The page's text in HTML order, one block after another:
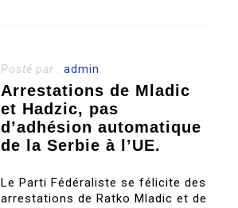
Posté par :admin
Arrestations de Mladic
et Hadzic, pas
d’adhésion automatique
de la Serbie à l’UE.
Le Parti Fédéraliste se félicite des
arrestations de Ratko Mladic et de